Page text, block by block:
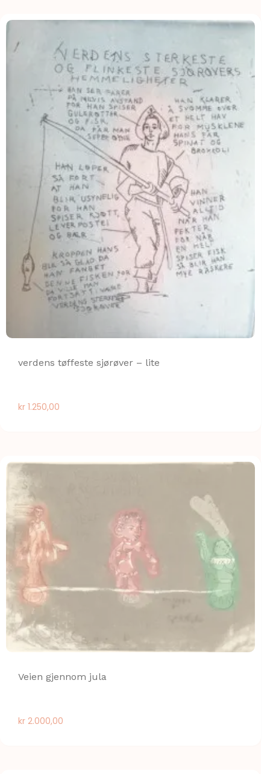
verdens tøffeste sjørøver – lite
kr 1.250,00
Veien gjennom jula
kr 2.000,00